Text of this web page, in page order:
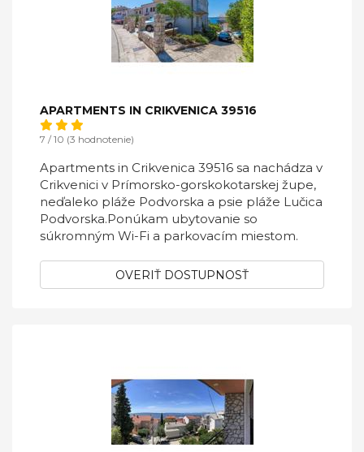
APARTMENTS IN CRIKVENICA 39516
7 / 10 (3 hodnotenie)
Apartments in Crikvenica 39516 sa nachádza v
Crikvenici v Prímorsko-gorskokotarskej župe,
neďaleko pláže Podvorska a psie pláže Lučica
Podvorska.Ponúkam ubytovanie so
súkromným Wi-Fi a parkovacím miestom.
OVERIŤ DOSTUPNOSŤ